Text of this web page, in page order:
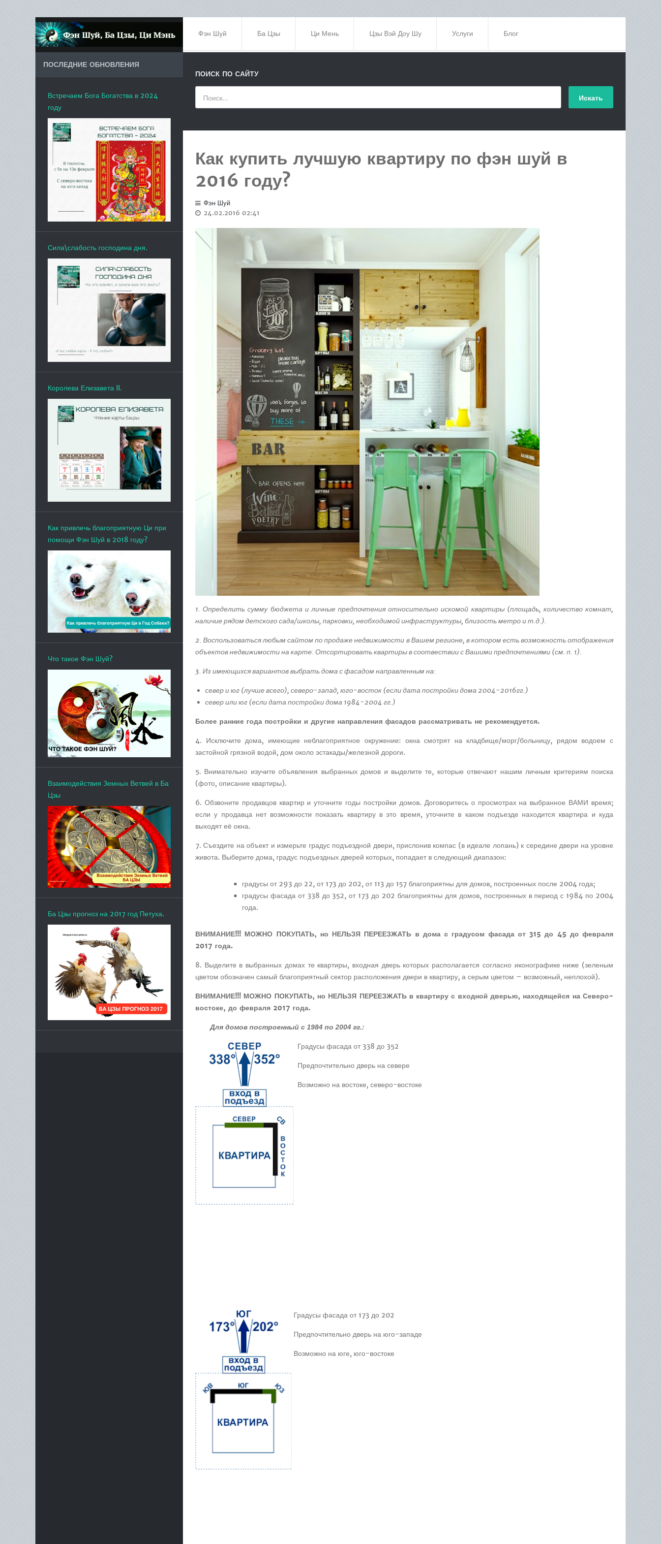
Фэн Шуй Ба Цзы Ци Мень Цзы Вэй Доу Шу Услуги Блог
ПОИСК ПО САЙТУ
Как купить лучшую квартиру по фэн шуй в
2016 году?
Фэн Шуй
24.02.2016 02:41
1. Определить сумму бюджета и личные предпочтения относительно искомой квартиры (площадь, количество комнат,
наличие рядом детского сада/школы, парковки, необходимой инфраструктуры, близость метро и т.д.).
2. Воспользоваться любым сайтом по продаже недвижимости в Вашем регионе, в котором есть возможность отображения
объектов недвижимости на карте. Отсортировать квартиры в соотвествии с Вашими предпочтениями (см. п. 1).
3. Из имеющихся вариантов выбрать дома с фасадом направленным на:
север и юг (лучше всего), северо-запад, юго-восток (если дата постройки дома 2004-2016гг.)
север или юг (если дата постройки дома 1984-2004 гг.)
Более ранние года постройки и другие направления фасадов рассматривать не рекомендуется.
4. Исключите дома, имеющие неблагоприятное окружение: окна смотрят на кладбище/морг/больницу, рядом водоем с
застойной грязной водой, дом около эстакады/железной дороги.
5. Внимательно изучите объявления выбранных домов и выделите те, которые отвечают нашим личным критериям поиска
(фото, описание квартиры).
6. Обзвоните продавцов квартир и уточните годы постройки домов. Договоритесь о просмотрах на выбранное ВАМИ время;
если у продавца нет возможности показать квартиру в это время, уточните в каком подъезде находится квартира и куда
выходят её окна.
7. Съездите на объект и измерьте градус подъездной двери, прислонив компас (в идеале лопань) к середине двери на уровне
живота. Выберите дома, градус подъездных дверей которых, попадает в следующий диапазон:
градусы от 293 до 22, от 173 до 202, от 113 до 157 благоприятны для домов, построенных после 2004 года;
градусы фасада от 338 до 352, от 173 до 202 благоприятны для домов, построенных в период с 1984 по 2004
года.
ВНИМАНИЕ!!! МОЖНО ПОКУПАТЬ, но НЕЛЬЗЯ ПЕРЕЕЗЖАТЬ в дома с градусом фасада от 315 до 45 до февраля
2017 года.
8. Выделите в выбранных домах те квартиры, входная дверь которых располагается согласно иконографике ниже (зеленым
цветом обозначен самый благоприятный сектор расположения двери в квартиру, а серым цветом – возможный, неплохой).
ВНИМАНИЕ!!! МОЖНО ПОКУПАТЬ, но НЕЛЬЗЯ ПЕРЕЕЗЖАТЬ в квартиру с входной дверью, находящейся на Северо-
востоке, до февраля 2017 года.
Для домов построенный с 1984 по 2004 гг.:
Градусы фасада от 338 до 352
Предпочтительно дверь на севере
Возможно на востоке, северо-востоке
Градусы фасада от 173 до 202
Предпочтительно дверь на юго-западе
Возможно на юге, юго-востоке
ПОСЛЕДНИЕ ОБНОВЛЕНИЯ
Встречаем Бога Богатства в 2024
году
Сила\слабость господина дня.
Королева Елизавета II.
Как привлечь благоприятную Ци при
помощи Фэн Шуй в 2018 году?
Что такое Фэн Шуй?
Взаимодействия Земных Ветвей в Ба
Цзы
Ба Цзы прогноз на 2017 год Петуха.